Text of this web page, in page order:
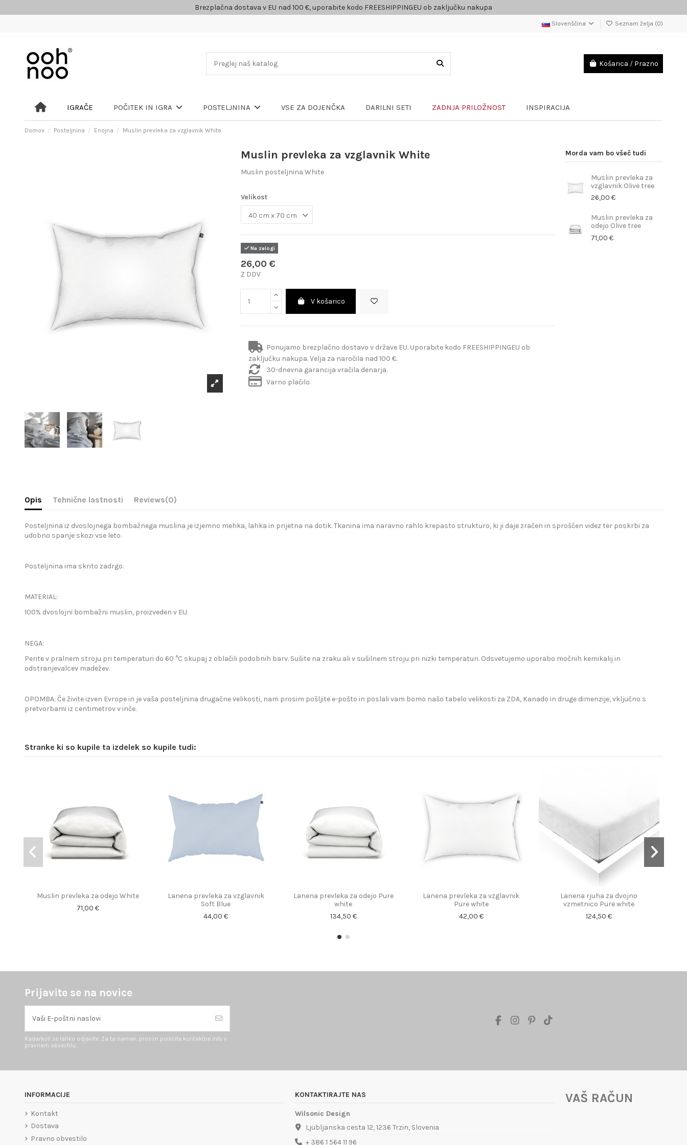
Brezplačna dostava v EU nad 100 €, uporabite kodo FREESHIPPINGEU ob zaključku nakupa
Slovenščina Seznam želja (0)
Košarica / Prazno
IGRAČE POČITEK IN IGRA POSTELJNINA VSE ZA DOJENČKA DARILNI SETI ZADNJA PRILOŽNOST INSPIRACIJA
Domov Posteljnina Enojna Muslin prevleka za vzglavnik White
Muslin prevleka za vzglavnik White
Muslin posteljnina White
Velikost
Na zalogi
26,00 €
Z DDV
V košarico
Ponujamo brezplačno dostavo v države EU. Uporabite kodo FREESHIPPINGEU ob
zaključku nakupa. Velja za naročila nad 100 €.
30-dnevna garancija vračila denarja.
Varno plačilo.
Morda vam bo všeč tudi
Muslin prevleka za
vzglavnik Olive tree
26,00 €
Muslin prevleka za
odejo Olive tree
71,00 €
Opis Tehnične lastnosti Reviews(0)
Posteljnina iz dvoslojnega bombažnega muslina je izjemno mehka, lahka in prijetna na dotik. Tkanina ima naravno rahlo krepasto strukturo, ki ji daje zračen in sproščen videz ter poskrbi za
udobno spanje skozi vse leto.
Posteljnina ima skrito zadrgo.
MATERIAL:
100% dvoslojni bombažni muslin, proizveden v EU.
NEGA:
Perite v pralnem stroju pri temperaturi do 60 °C skupaj z oblačili podobnih barv. Sušite na zraku ali v sušilnem stroju pri nizki temperaturi. Odsvetujemo uporabo močnih kemikalij in
odstranjevalcev madežev.
OPOMBA: Če živite izven Evrope in je vaša posteljnina drugačne velikosti, nam prosim pošljite e-pošto in poslali vam bomo našo tabelo velikosti za ZDA, Kanado in druge dimenzije, vključno s
pretvorbami iz centimetrov v inče.
Stranke ki so kupile ta izdelek so kupile tudi:
Muslin prevleka za odejo White
71,00 €
Lanena prevleka za vzglavnik
Soft Blue
44,00 €
Lanena prevleka za odejo Pure
white
134,50 €
Lanena prevleka za vzglavnik
Pure white
42,00 €
Lanena rjuha za dvojno
vzmetnico Pure white
124,50 €
Prijavite se na novice
Kadarkoli se lahko odjavite. Za ta namen, prosim poiščite kontaktne info v
pravnem obvestilu.
INFORMACIJE
Kontakt
Dostava
Pravno obvestilo
KONTAKTIRAJTE NAS
Wilsonic Design
Ljubljanska cesta 12, 1236 Trzin, Slovenia
+ 386 1 564 11 96
VAŠ RAČUN